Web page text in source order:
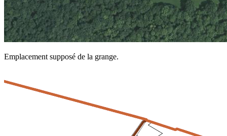
Emplacement supposé de la grange.